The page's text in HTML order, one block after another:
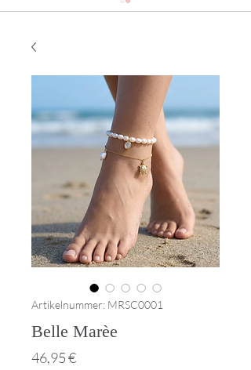
Artikelnummer: MRSC0001
Belle Marèe
46,95 €Preis